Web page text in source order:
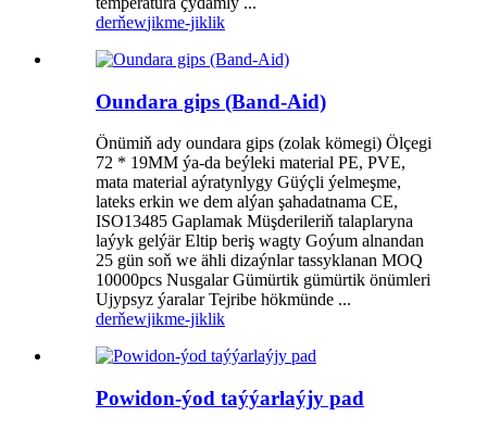
derňewjikme-jiklik
Oundara gips (Band-Aid)
Önümiň ady oundara gips (zolak kömegi) Ölçegi
72 * 19MM ýa-da beýleki material PE, PVE,
mata material aýratynlygy Güýçli ýelmeşme,
lateks erkin we dem alýan şahadatnama CE,
ISO13485 Gaplamak Müşderileriň talaplaryna
laýyk gelýär Eltip beriş wagty Goýum alnandan
25 gün soň we ähli dizaýnlar tassyklanan MOQ
10000pcs Nusgalar Gümürtik gümürtik önümleri
Ujypsyz ýaralar Tejribe hökmünde ...
derňewjikme-jiklik
Powidon-ýod taýýarlaýjy pad